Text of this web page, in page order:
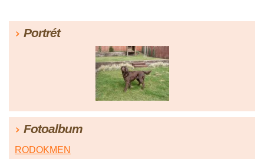
Portrét
Fotoalbum
RODOKMEN